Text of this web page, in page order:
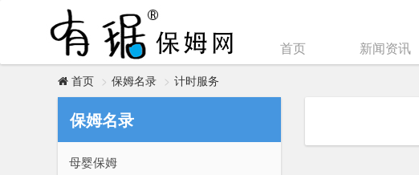
首页 新闻资讯
首页 保姆名录 计时服务
保姆名录
母婴保姆